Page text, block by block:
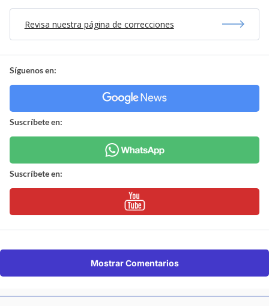
Revisa nuestra página de correcciones
Síguenos en:
Suscríbete en:
Suscríbete en:
Mostrar Comentarios